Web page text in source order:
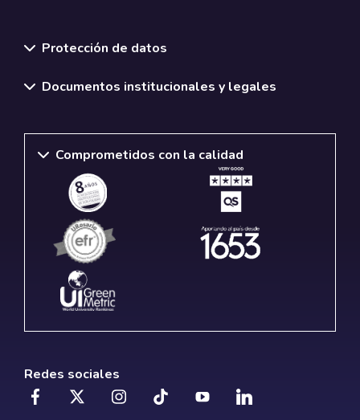
Protección de datos
Documentos institucionales y legales
Comprometidos con la calidad
Redes sociales